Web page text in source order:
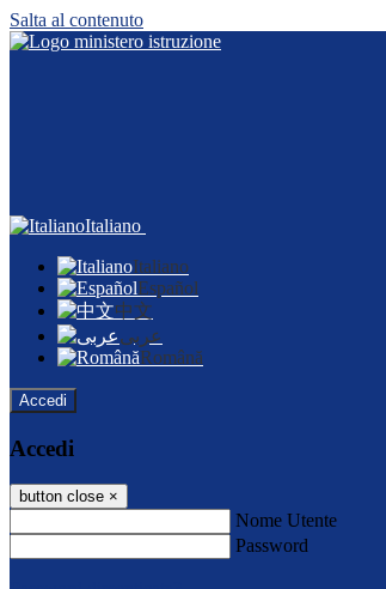
Salta al contenuto
Italiano
Italiano
Español
中文
عربى
Română
Accedi
Accedi
button close ×
Nome Utente
Password